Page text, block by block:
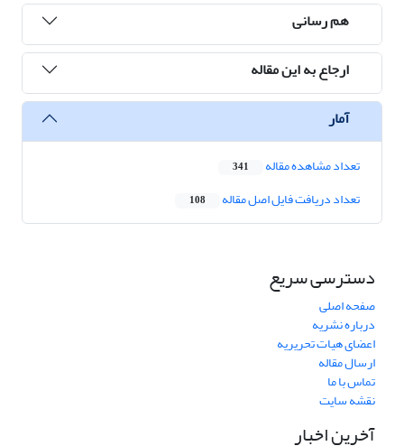
هم رسانی
ارجاع به این مقاله
آمار
تعداد مشاهده مقاله 341
تعداد دریافت فایل اصل مقاله 108
دسترسی سریع
صفحه اصلی
درباره نشریه
اعضای هیات تحریریه
ارسال مقاله
تماس با ما
نقشه سایت
آخرین اخبار